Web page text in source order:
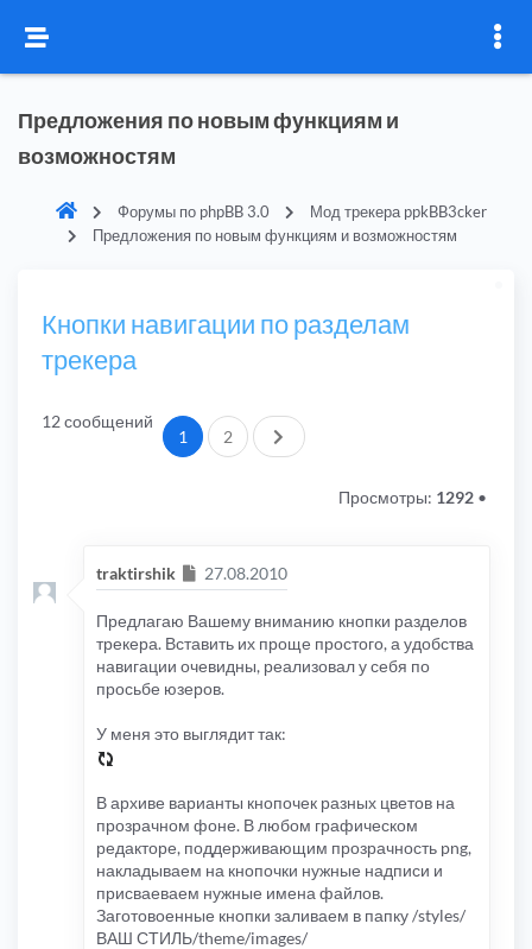
Предложения по новым функциям и
возможностям
Форумы по phpBB 3.0
Мод трекера ppkBB3cker
Предложения по новым функциям и возможностям
Кнопки навигации по разделам
трекера
12 сообщений
1 2 След.
Просмотры: 1292 •
traktirshik Сообщение
27.08.2010
Предлагаю Вашему вниманию кнопки разделов
трекера. Вставить их проще простого, а удобства
навигации очевидны, реализовал у себя по
просьбе юзеров.
У меня это выглядит так:
В архиве варианты кнопочек разных цветов на
прозрачном фоне. В любом графическом
редакторе, поддерживающим прозрачность png,
накладываем на кнопочки нужные надписи и
присваеваем нужные имена файлов.
Заготовоенные кнопки заливаем в папку /styles/
ВАШ СТИЛЬ/theme/images/